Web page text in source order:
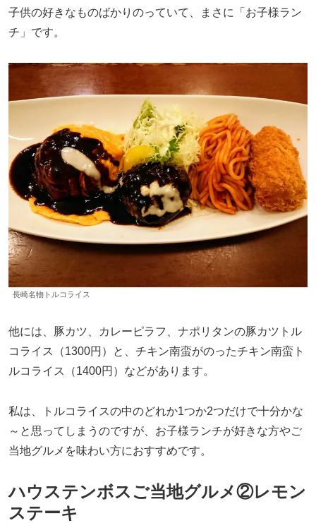
子供の好きなものばかりのっていて、まさに「お子様ラン
チ」です。
長崎名物トルコライス
他には、豚カツ、カレーピラフ、ナポリタンの豚カツトル
コライス（1300円）と、チキン南蛮がのったチキン南蛮ト
ルコライス（1400円）などがあります。
私は、トルコライスの中のどれか1つか2つだけで十分かな
～と思ってしまうのですが、お子様ランチが好きな方やご
当地グルメを味わい方におすすめです。
ハウステンボスご当地グルメ②レモン
ステーキ